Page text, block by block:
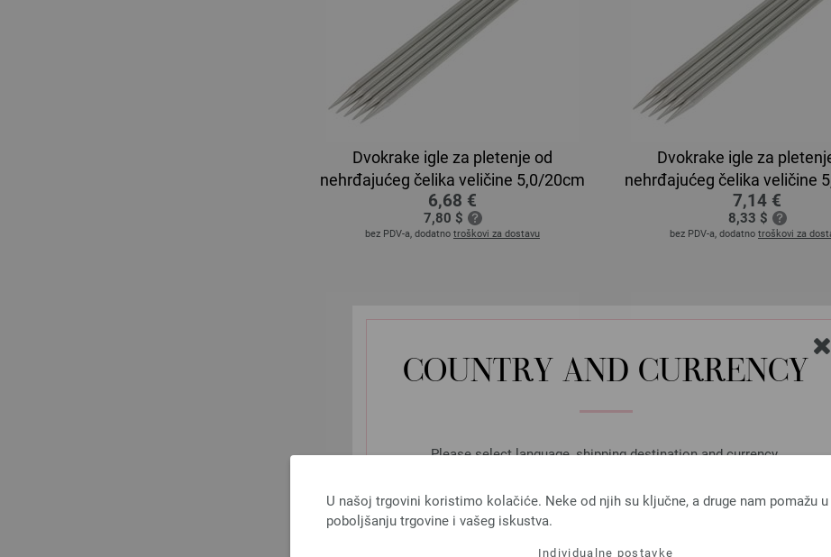
COUNTRY AND CURRENCY
Please select language, shipping destination and currency.
U našoj trgovini koristimo kolačiće. Neke od njih su ključne, a druge nam pomažu u
poboljšanju trgovine i vašeg iskustva.
Individualne postavke
Dvokrake igle za pletenje od
nehrđajućeg čelika veličine 5,0/20cm
6,68 €
7,80 $
bez PDV-a, dodatno troškovi za dostavu
Dvokrake igle za
nehrđajućeg čelika veličine
7,14 €
8,33 $
bez PDV-a, dodatno troškovi za